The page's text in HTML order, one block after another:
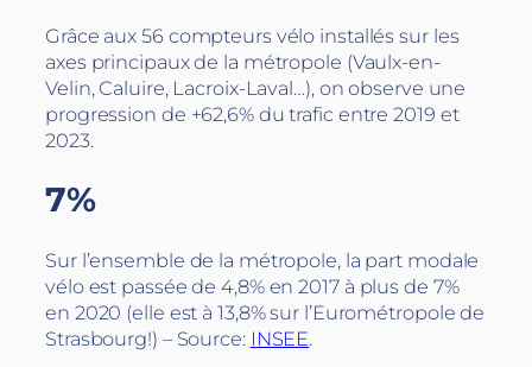
Grâce aux 56 compteurs vélo installés sur les
axes principaux de la métropole (Vaulx-en-
Velin, Caluire, Lacroix-Laval…), on observe une
progression de +62,6% du trafic entre 2019 et
2023.
7%
Sur l’ensemble de la métropole, la part modale
vélo est passée de 4,8% en 2017 à plus de 7%
en 2020 (elle est à 13,8% sur l’Eurométropole de
Strasbourg!) – Source: INSEE.